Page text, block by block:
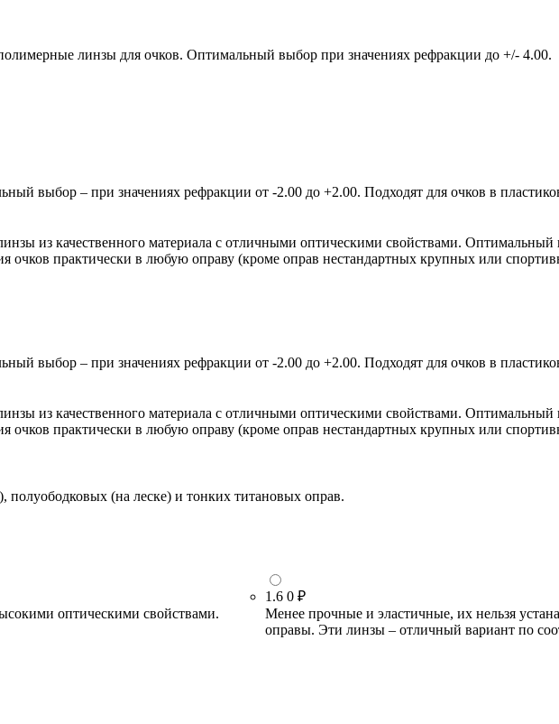
линзы для очков. Оптимальный выбор при значениях рефракции до +/- 4.00.
выбор – при значениях рефракции от -2.00 до +2.00. Подходят для очков в
из качественного материала с отличными оптическими свойствами.
очков практически в любую оправу (кроме оправ нестандартных крупных или
выбор – при значениях рефракции от -2.00 до +2.00. Подходят для очков в
из качественного материала с отличными оптическими свойствами.
очков практически в любую оправу (кроме оправ нестандартных крупных или
полуободковых (на леске) и тонких титановых оправ.
оптическими свойствами.
1.6 0 ₽
Менее прочные и эластичные, их нельзя
оправы. Эти линзы – отличный вариант по